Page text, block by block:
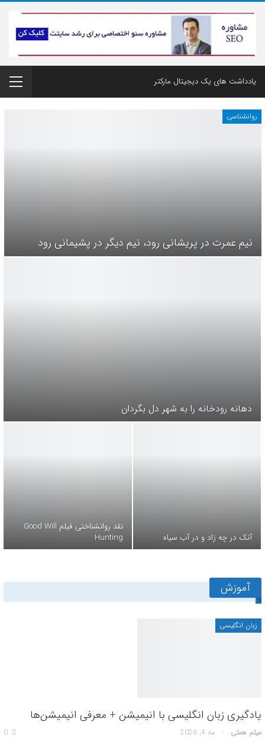
یادداشت های یک دیجیتال مارکتر
روانشناسی
نیم عمرت در پریشانی رود، نیم دیگر در پشیمانی رود
دهانه رودخانه را به شهر دل بگردان
آنک در چه زاد و در آب سیاه
نقد روانشناختی فیلم Good Will
Hunting
آموزش
زبان انگلیسی
یادگیری زبان انگلیسی با انیمیشن + معرفی انیمیشن‌ها
میثم همتی مه 4, 2026